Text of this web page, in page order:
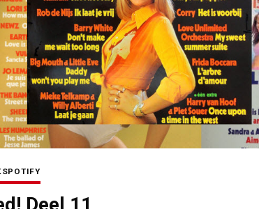
SPOTIFY
Deel 11